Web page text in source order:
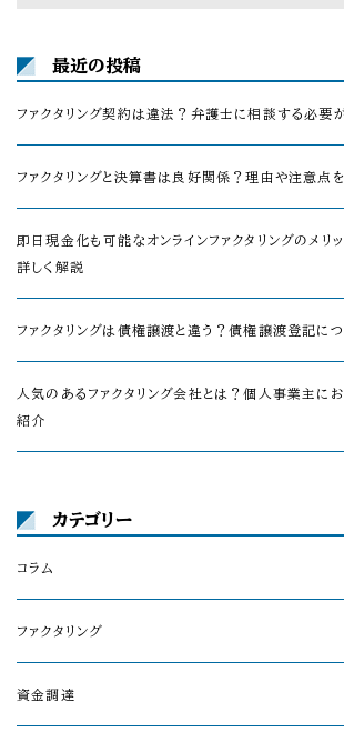
最近の投稿
ファクタリング契約は違法？弁護士に相談する必要
ファクタリングと決算書は良好関係？理由や注意点
即日現金化も可能なオンラインファクタリングのメリッ
詳しく解説
ファクタリングは債権譲渡と違う？債権譲渡登記に
人気のあるファクタリング会社とは？個人事業主に
紹介
カテゴリー
コラム
ファクタリング
資金調達